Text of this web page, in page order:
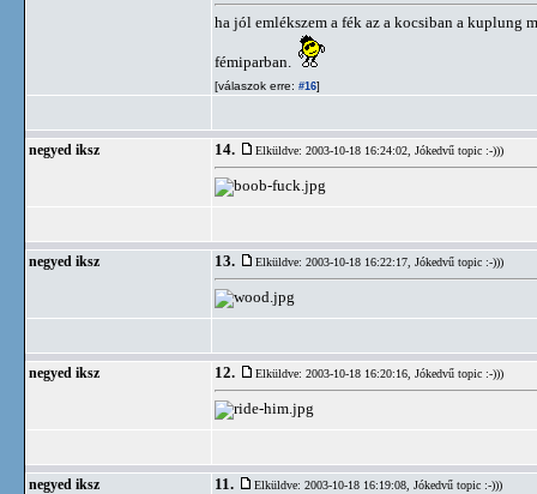
ha jól emlékszem a fék az a kocsiban a kuplung
fémiparban.
[válaszok erre: #16]
negyed iksz 14. Elküldve: 2003-10-18 16:24:02, Jókedvű topic :-)))
negyed iksz 13. Elküldve: 2003-10-18 16:22:17, Jókedvű topic :-)))
negyed iksz 12. Elküldve: 2003-10-18 16:20:16, Jókedvű topic :-)))
negyed iksz 11. Elküldve: 2003-10-18 16:19:08, Jókedvű topic :-)))